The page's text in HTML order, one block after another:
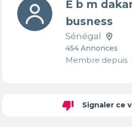
E b m
busness
Sénégal
454 Annonces
Membre depuis
thumb_down Signaler ce